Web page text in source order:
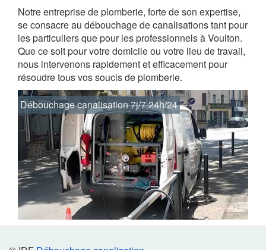
Notre entreprise de plomberie, forte de son expertise,
se consacre au débouchage de canalisations tant pour
les particuliers que pour les professionnels à Voulton.
Que ce soit pour votre domicile ou votre lieu de travail,
nous intervenons rapidement et efficacement pour
résoudre tous vos soucis de plomberie.
Débouchage canalisation 7j/7 24h/24